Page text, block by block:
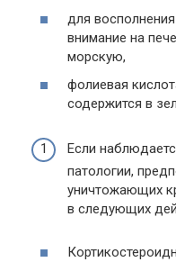
для
внимание на
морскую,
фолиевая
содержится в
Если
патологии,
уничтожающих
в следующих